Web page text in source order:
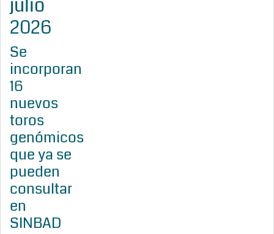
julio
2026
Se
incorporan
16
nuevos
toros
genómicos
que ya se
pueden
consultar
en
SINBAD